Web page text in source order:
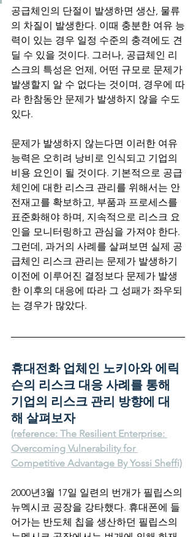
공급체인의 단절이 발생하면 생산, 물류
의 차질이 발생한다. 이때 충분한 여유 능
력이 있는 경우 일정 수준의 충격에도 견
딜 수 있을 것이다. 그러나, 공급체인 리
스크의 특성은 언제, 어떤 규모로 문제가
발생할지 알 수 없다는 것이며, 경우에 따
라 한참동안 문제가 발생하지 않을 수도
있다.
문제가 발생하지 않는다면 이러한 여유
능력은 오히려 낭비로 인식되고 기업의
비용 요인이 될 것이다. 기본적으로 공급
체인에 대한 리스크 관리를 위해서는 안
전재고를 확보하고, 부품과 프로세스를
표준화해야 하며, 지속적으로 리스크 요
인을 모니터링하고 관심을 가져야 한다.
그런데, 과거의 사례를 살펴보면 실제 공
급체인 리스크 관리는 문제가 발생하기
이전에 이루어진 결정보다 문제가 발생
한 이후의 대응에 따라 그 성패가 좌우되
는 경우가 많았다.
휴대전화 업체인 노키아와 에릭
슨의 리스크 대응 사례를 통해
기업의 리스크 관리 방향에 대
해 살펴보자
(reference: The Resilient Enterprise:
Overcoming Vulnerability for
Competitive Advantage By Yossi Sheffi)
2000년3월 17일 일련의 번개가 필립스의
뉴멕시코 공장을 강타했다. 휴대폰에 들
어가는 반도체 칩을 생산하던 필립스의